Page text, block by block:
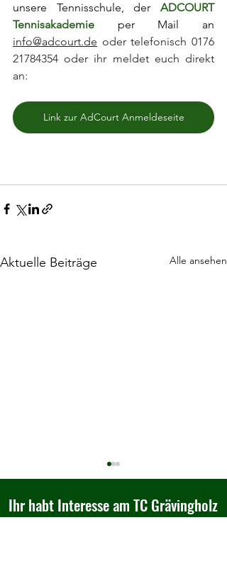
unsere Tennisschule, der ADCOURT
Tennisakademie
info@adcourt.de oder telefonisch 0176
21784354 oder ihr meldet euch direkt
an:
Link zur AdCourt Anmeldeseite
Aktuelle Beiträge Alle ansehen
Ihr habt Interesse am TC Grävingholz